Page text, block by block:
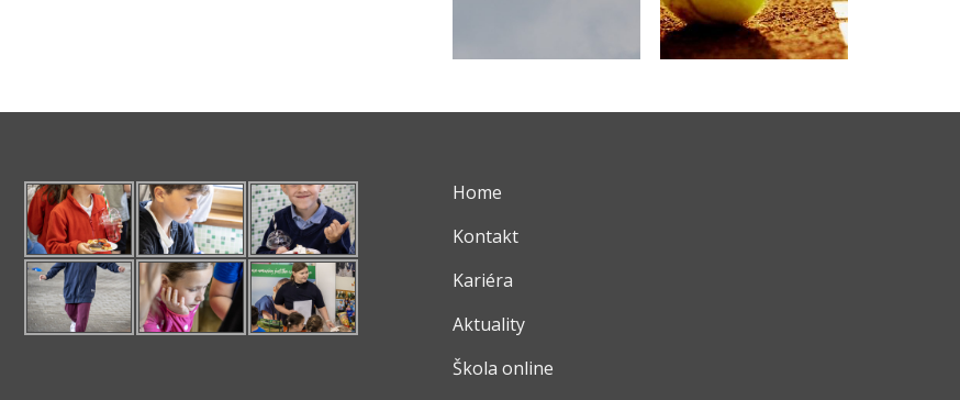
Home
Kontakt
Kariéra
Aktuality
Škola online